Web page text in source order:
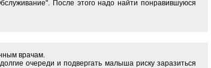
После этого надо найти понравившуюся
врачам.
очереди и подвергать малыша риску заразиться